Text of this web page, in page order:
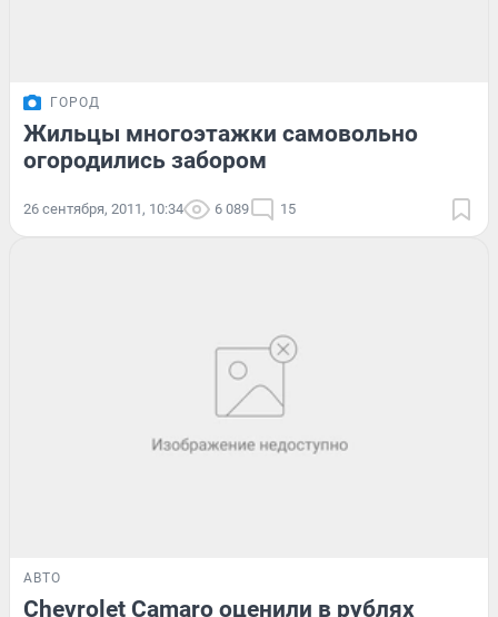
ГОРОД
Жильцы многоэтажки самовольно
огородились забором
26 сентября, 2011, 10:34 6 089 15
АВТО
Chevrolet Camaro оценили в рублях